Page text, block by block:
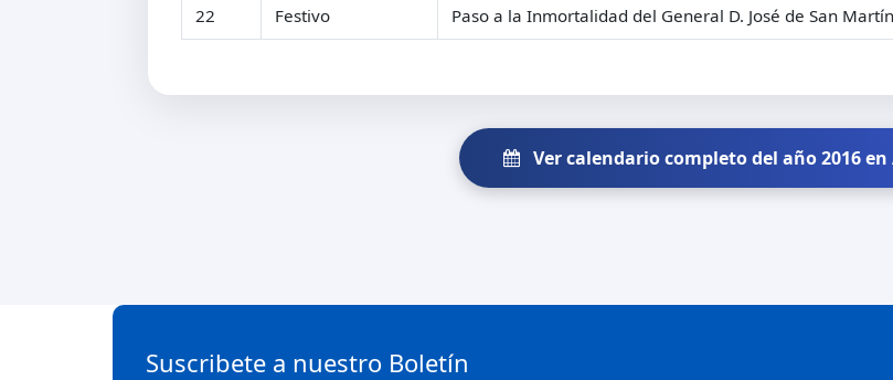
22 Festivo Paso a la Inmortalidad del General D. José de San Martín
Ver calendario completo del año 2016
Suscribete a nuestro Boletín